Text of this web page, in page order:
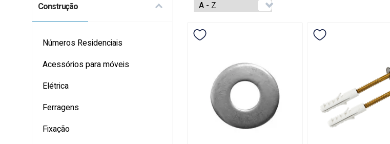
Construção
Números Residenciais
Acessórios para móveis
Elétrica
Ferragens
Fixação
Produtos encontrados: